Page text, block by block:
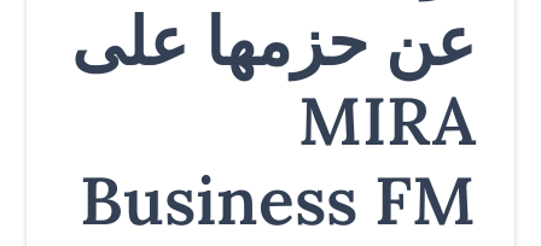
عن حزمها على
MIRA
Business FM